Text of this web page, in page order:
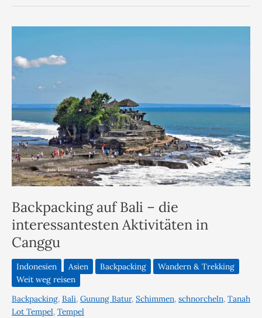
Backpacking auf Bali – die
interessantesten Aktivitäten in
Canggu
Indonesien Asien Backpacking
Wandern & Trekking
Weit weg reisen
Backpacking, Bali, Gunung Batur, Schimmen, schnorcheln, Tanah
Lot Tempel, Tempel